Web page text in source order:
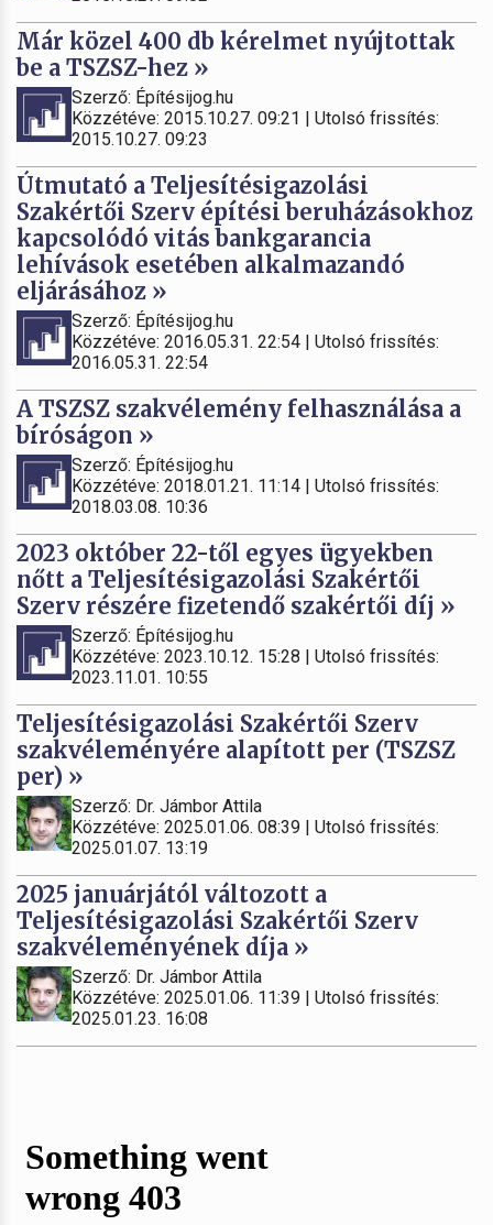
Már közel 400 db kérelmet nyújtottak
be a TSZSZ-hez »
Szerző: Építésijog.hu
Közzétéve: 2015.10.27. 09:21 | Utolsó frissítés:
2015.10.27. 09:23
Útmutató a Teljesítésigazolási
Szakértői Szerv építési beruházásokhoz
kapcsolódó vitás bankgarancia
lehívások esetében alkalmazandó
eljárásához »
Szerző: Építésijog.hu
Közzétéve: 2016.05.31. 22:54 | Utolsó frissítés:
2016.05.31. 22:54
A TSZSZ szakvélemény felhasználása a
bíróságon »
Szerző: Építésijog.hu
Közzétéve: 2018.01.21. 11:14 | Utolsó frissítés:
2018.03.08. 10:36
2023 október 22-től egyes ügyekben
nőtt a Teljesítésigazolási Szakértői
Szerv részére fizetendő szakértői díj »
Szerző: Építésijog.hu
Közzétéve: 2023.10.12. 15:28 | Utolsó frissítés:
2023.11.01. 10:55
Teljesítésigazolási Szakértői Szerv
szakvéleményére alapított per (TSZSZ
per) »
Szerző: Dr. Jámbor Attila
Közzétéve: 2025.01.06. 08:39 | Utolsó frissítés:
2025.01.07. 13:19
2025 januárjától változott a
Teljesítésigazolási Szakértői Szerv
szakvéleményének díja »
Szerző: Dr. Jámbor Attila
Közzétéve: 2025.01.06. 11:39 | Utolsó frissítés:
2025.01.23. 16:08